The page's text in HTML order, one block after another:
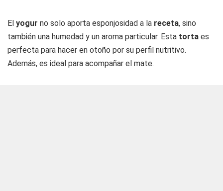
El yogur no solo aporta esponjosidad a la receta, sino
también una humedad y un aroma particular. Esta torta es
perfecta para hacer en otoño por su perfil nutritivo.
Además, es ideal para acompañar el mate.